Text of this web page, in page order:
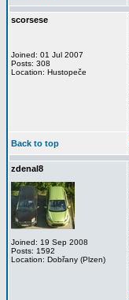
scorsese
Joined: 01 Jul 2007
Posts: 308
Location: Hustopeče
Back to top
zdenal8
Joined: 19 Sep 2008
Posts: 1592
Location: Dobřany (Plzen)